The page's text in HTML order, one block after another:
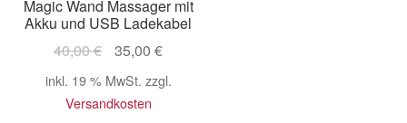
Magic Wand Massager mit
Akku und USB Ladekabel
40,00€ Ursprünglicher
Preis
war:
35,00€Aktueller
Preis
ist:
inkl. 19 % MwSt. zzgl.
Versandkosten